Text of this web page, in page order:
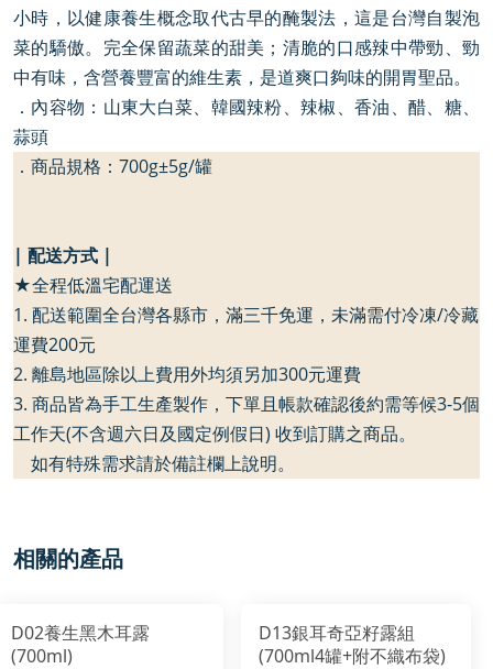
小時，以健康養生概念取代古早的醃製法，這是台灣自製泡
菜的驕傲。完全保留蔬菜的甜美；清脆的口感辣中帶勁、勁
中有味，含營養豐富的維生素，是道爽口夠味的開胃聖品。
．內容物：山東大白菜、韓國辣粉、辣椒、香油、醋、糖、
蒜頭
．商品規格： 700g±5g/罐
| 配送方式 |
★全程低溫宅配運送
1. 配送範圍全台灣各縣市，滿三千免運，未滿需付冷凍/冷藏
運費200元
2. 離島地區除以上費用外均須另加300元運費
3. 商品皆為手工生產製作，下單且帳款確認後約需等候3-5個
工作天(不含週六日及國定例假日) 收到訂購之商品。
如有特殊需求請於備註欄上說明。
相關的產品
D02養生黑木耳露
(700ml)
D13銀耳奇亞籽露組
(700ml4罐+附不織布袋)